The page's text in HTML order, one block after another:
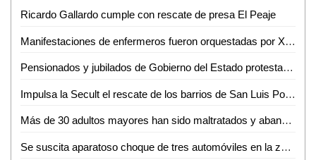
Ricardo Gallardo cumple con rescate de presa El Peaje
Manifestaciones de enfermeros fueron orquestadas por Xavier Nava: Gabino Morales
Pensionados y jubilados de Gobierno del Estado protestan para ser tomados en cuenta en Ciudad Valles
Impulsa la Secult el rescate de los barrios de San Luis Potosí
Más de 30 adultos mayores han sido maltratados y abandonados por sus hijos en Ciudad Valles
Se suscita aparatoso choque de tres automóviles en la zona centro de Ciudad Valles